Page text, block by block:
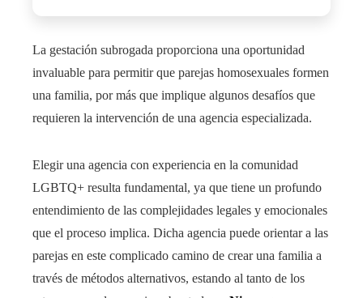
La gestación subrogada proporciona una oportunidad
invaluable para permitir que parejas homosexuales formen
una familia, por más que implique algunos desafíos que
requieren la intervención de una agencia especializada.
Elegir una agencia con experiencia en la comunidad
LGBTQ+ resulta fundamental, ya que tiene un profundo
entendimiento de las complejidades legales y emocionales
que el proceso implica. Dicha agencia puede orientar a las
parejas en este complicado camino de crear una familia a
través de métodos alternativos, estando al tanto de los